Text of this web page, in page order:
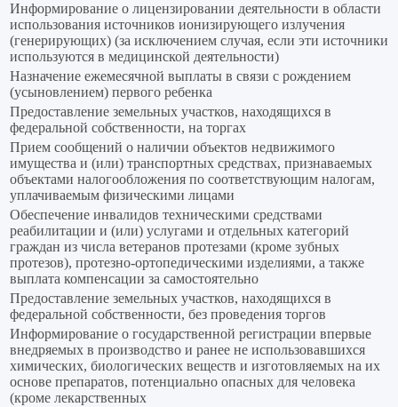
Информирование о лицензировании деятельности в области
использования источников ионизирующего излучения
(генерирующих) (за исключением случая, если эти источники
используются в медицинской деятельности)
Назначение ежемесячной выплаты в связи с рождением
(усыновлением) первого ребенка
Предоставление земельных участков, находящихся в
федеральной собственности, на торгах
Прием сообщений о наличии объектов недвижимого
имущества и (или) транспортных средствах, признаваемых
объектами налогообложения по соответствующим налогам,
уплачиваемым физическими лицами
Обеспечение инвалидов техническими средствами
реабилитации и (или) услугами и отдельных категорий
граждан из числа ветеранов протезами (кроме зубных
протезов), протезно-ортопедическими изделиями, а также
выплата компенсации за самостоятельно
Предоставление земельных участков, находящихся в
федеральной собственности, без проведения торгов
Информирование о государственной регистрации впервые
внедряемых в производство и ранее не использовавшихся
химических, биологических веществ и изготовляемых на их
основе препаратов, потенциально опасных для человека
(кроме лекарственных